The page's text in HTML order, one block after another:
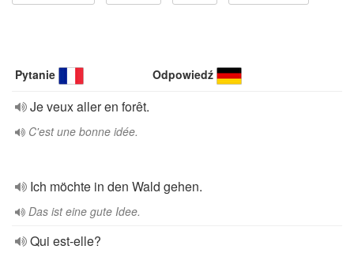
Pytanie Odpowiedź
Je veux aller en forêt.
C'est une bonne idée.
Ich möchte in den Wald gehen.
Das ist eine gute Idee.
Qui est-elle?